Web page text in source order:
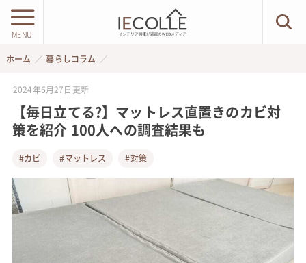
MENU
ホーム 暮らしコラム
2024年6月27日 更新
【毎日立てる?】マットレス直置きのカビ対
策を紹介 100人への調査結果も
#カビ #マットレス #対策